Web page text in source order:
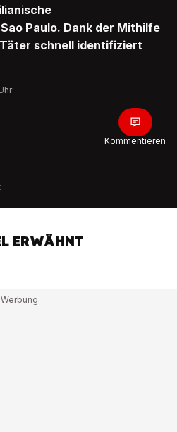
Paulo. Dank der Mithilfe
schnell identifiziert
Kommentieren
ERWÄHNT